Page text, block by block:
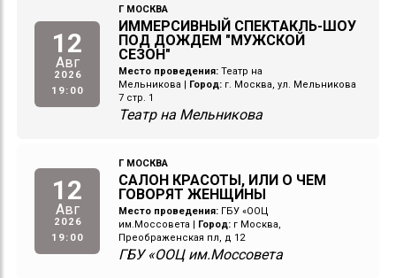
12
Авг
2026
19:00
Г МОСКВА
ИММЕРСИВНЫЙ СПЕКТАКЛЬ-ШОУ
ПОД ДОЖДЕМ "МУЖСКОЙ
СЕЗОН"
Место проведения: Театр на
Мельникова
Город: г. Москва, ул. Мельникова
7 стр. 1
Театр на Мельникова
12
Авг
2026
19:00
Г МОСКВА
САЛОН КРАСОТЫ, ИЛИ О ЧЕМ
ГОВОРЯТ ЖЕНЩИНЫ
Место проведения: ГБУ «ООЦ
им.Моссовета
Город: г Москва,
Преображенская пл, д 12
ГБУ «ООЦ им.Моссовета